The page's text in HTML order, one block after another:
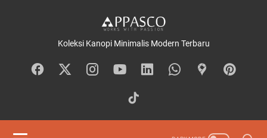
Koleksi Kanopi Minimalis Modern Terbaru